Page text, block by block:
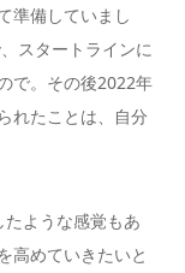
準備していまし
スタートラインに
で。その後2022年
れたことは、自分
ような感覚もあ
高めていきたいと